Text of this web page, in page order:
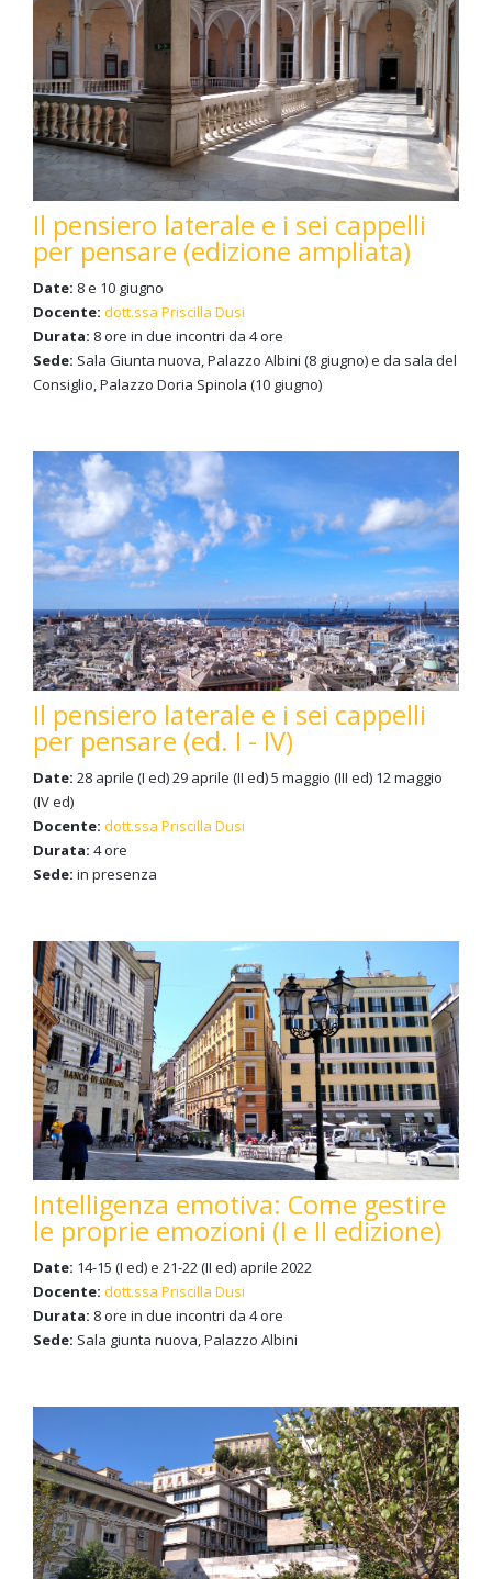
Il pensiero laterale e i sei cappelli
per pensare (edizione ampliata)
Date: 8 e 10 giugno
Docente: dott.ssa Priscilla Dusi
Durata: 8 ore in due incontri da 4 ore
Sede: Sala Giunta nuova, Palazzo Albini (8 giugno) e da sala del
Consiglio, Palazzo Doria Spinola (10 giugno)
Il pensiero laterale e i sei cappelli
per pensare (ed. I - IV)
Date: 28 aprile (I ed) 29 aprile (II ed) 5 maggio (III ed) 12 maggio
(IV ed)
Docente: dott.ssa Priscilla Dusi
Durata: 4 ore
Sede: in presenza
Intelligenza emotiva: Come gestire
le proprie emozioni (I e II edizione)
Date: 14-15 (I ed) e 21-22 (II ed) aprile 2022
Docente: dott.ssa Priscilla Dusi
Durata: 8 ore in due incontri da 4 ore
Sede: Sala giunta nuova, Palazzo Albini